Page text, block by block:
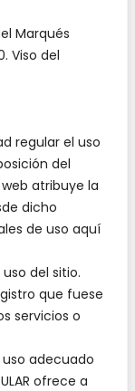
Marqués
Viso del
regular el uso
del
atribuye la
dicho
de uso aquí
del sitio.
que fuese
servicios o
uso adecuado
ofrece a